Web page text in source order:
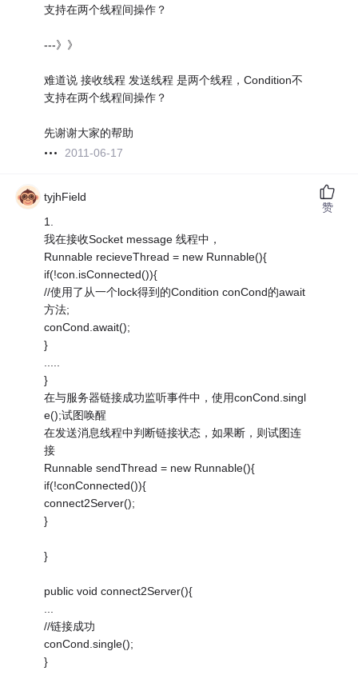
支持在两个线程间操作？
---》》
难道说 接收线程 发送线程 是两个线程，Condition不
支持在两个线程间操作？
先谢谢大家的帮助
2011-06-17
tyjhField
1.
我在接收Socket message 线程中，
Runnable recieveThread = new Runnable(){
if(!con.isConnected()){
//使用了从一个lock得到的Condition conCond的await
方法;
conCond.await();
}
.....
}
在与服务器链接成功监听事件中，使用conCond.singl
e();试图唤醒
在发送消息线程中判断链接状态，如果断，则试图连
接
Runnable sendThread = new Runnable(){
if(!conConnected()){
connect2Server();
}
}
public void connect2Server(){
...
//链接成功
conCond.single();
}
赞